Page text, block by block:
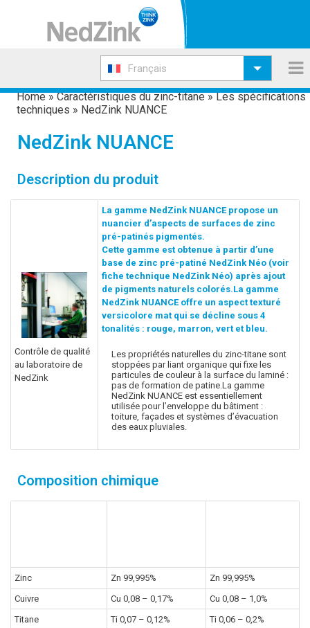
Français
Home»Caractéristiques du zinc-titane»Les spécifications
techniques » NedZink NUANCE
NedZink NUANCE
Description du produit
Contrôle de qualité
au laboratoire de
NedZink
La gamme NedZink NUANCE propose un
nuancier d’aspects de surfaces de zinc
pré-patinés pigmentés.
Cette gamme est obtenue à partir d’une
base de zinc pré-patiné NedZink Néo (voir
fiche technique NedZink Néo) après ajout
de pigments naturels colorés.La gamme
NedZink NUANCE offre un aspect texturé
versicolore mat qui se décline sous 4
tonalités : rouge, marron, vert et bleu.
Les propriétés naturelles du zinc-titane sont
stoppées par liant organique qui fixe les
particules de couleur à la surface du laminé :
pas de formation de patine.La gamme
NedZink NUANCE est essentiellement
utilisée pour l’enveloppe du bâtiment :
toiture, façades et systèmes d’évacuation
des eaux pluviales.
Composition chimique
Zinc Zn 99,995%
Zn 99,995%
Cuivre
Cu 0,08 – 0,17%
Cu 0,08 – 1,0%
Titane
Ti 0,07 – 0,12%
Ti 0,06 – 0,2%